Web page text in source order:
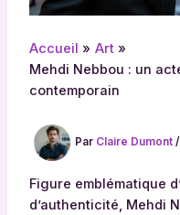
Accueil
Art
Mehdi Nebbou : un
contemporain
Par Claire Dumont /
Figure emblématique
d’authenticité, Mehdi